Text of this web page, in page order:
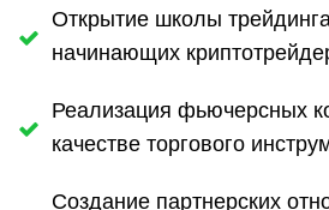
Открытие школы
начинающих
Реализация фьючерсных
качестве торгового
Создание партнерских